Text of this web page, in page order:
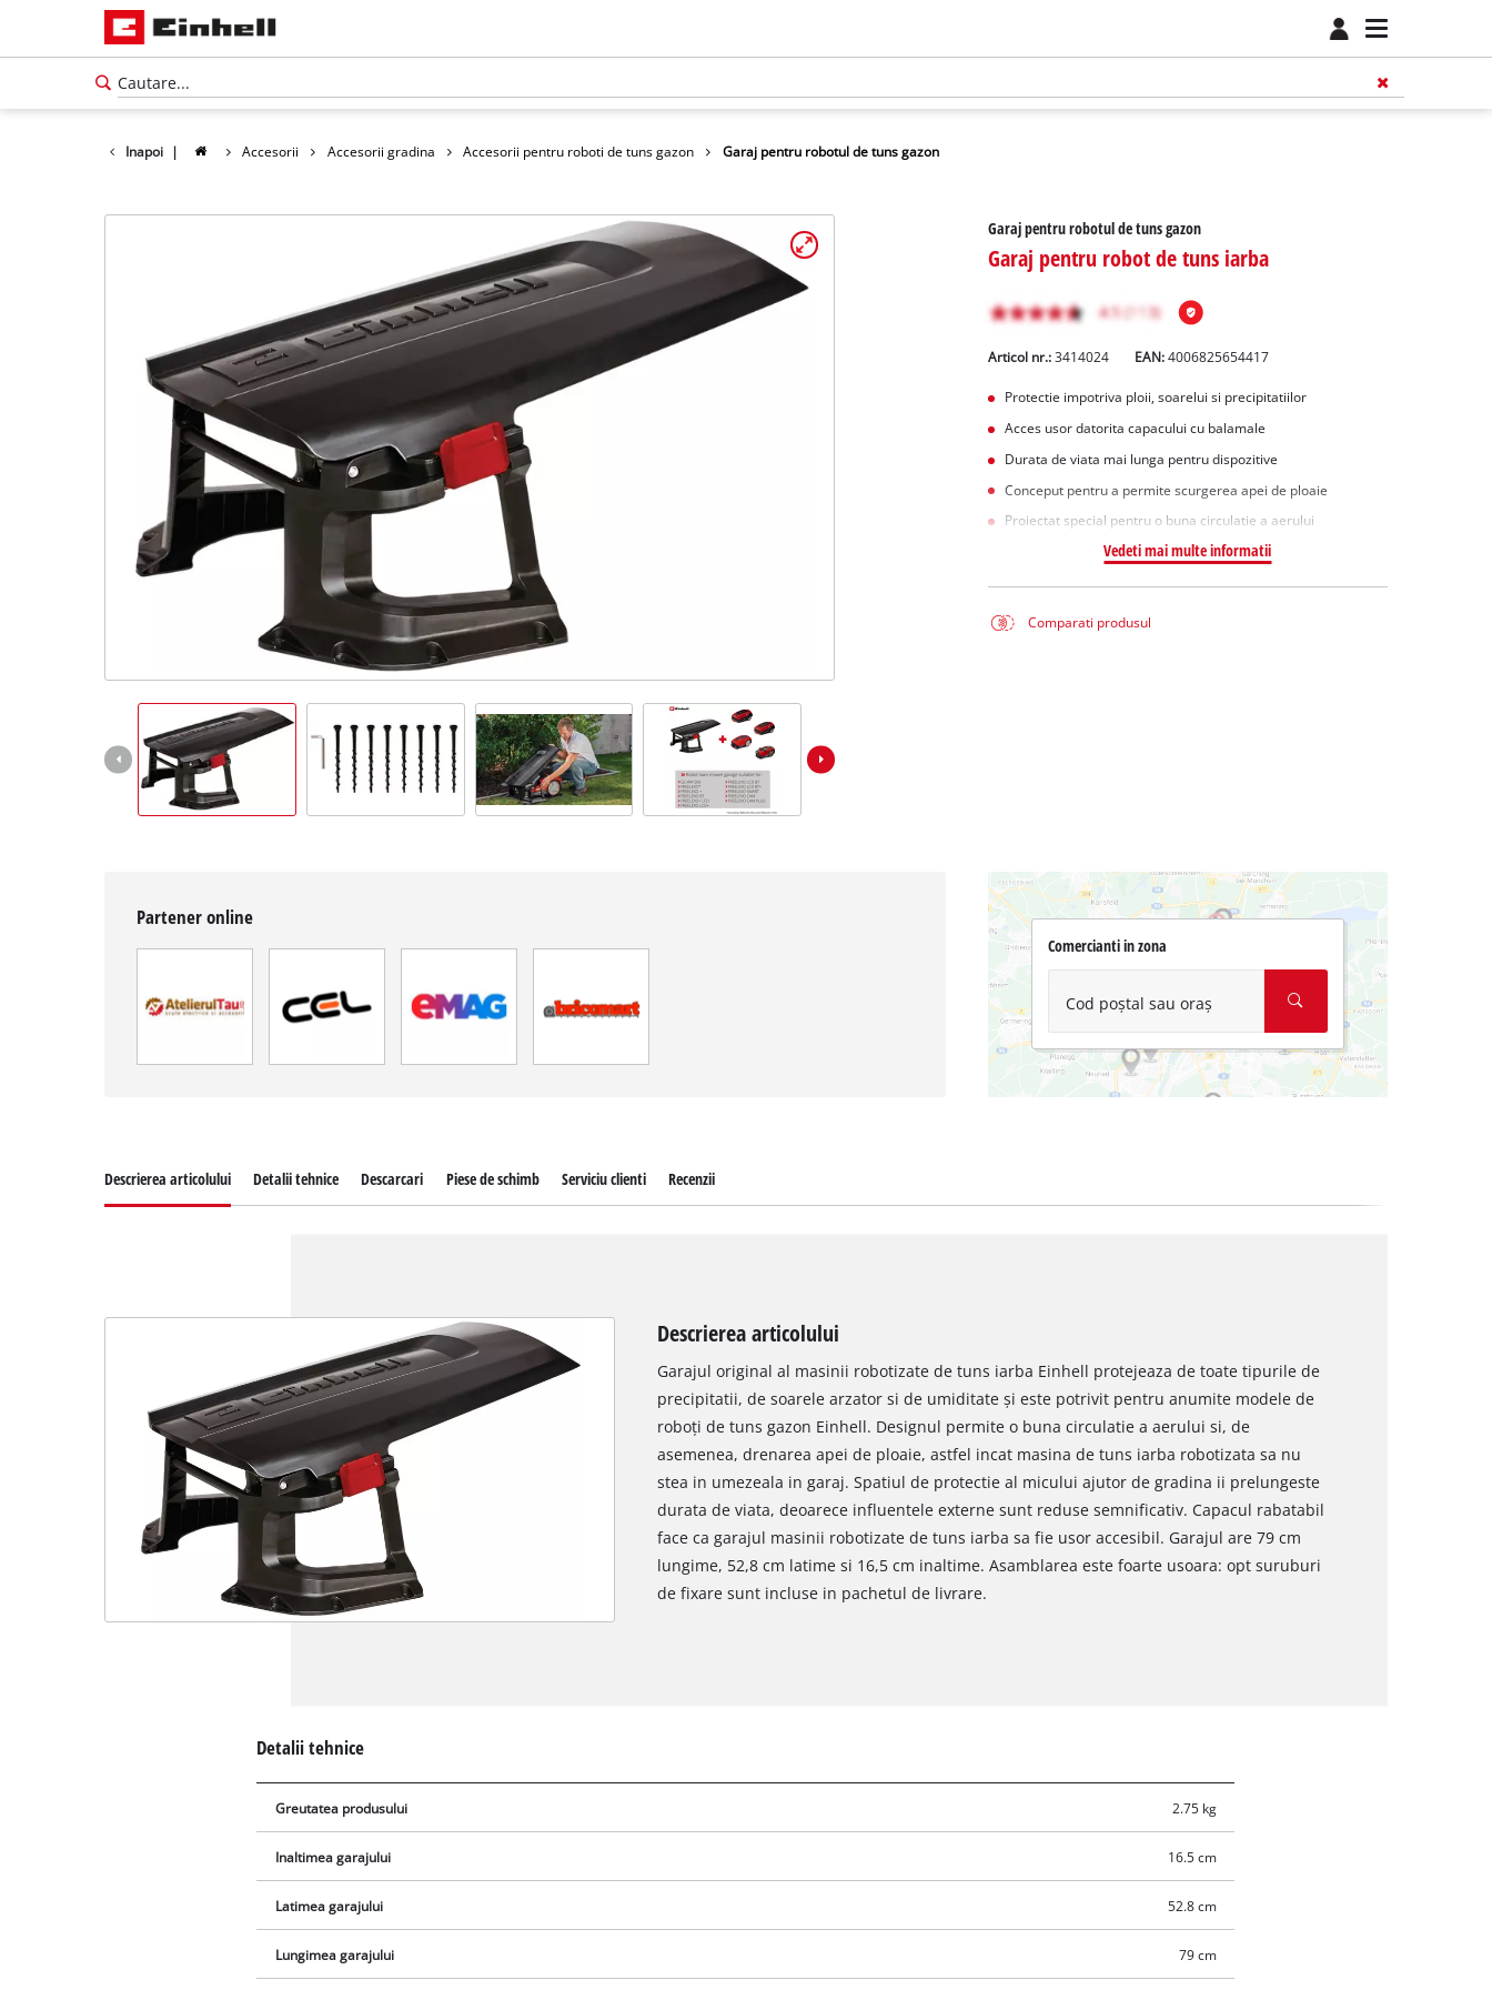
Inapoi | Accesorii Accesorii gradina Accesorii pentru roboti de tuns gazon Garaj pentru robotul de tuns gazon
Garaj pentru robotul de tuns gazon
Garaj pentru robot de tuns iarba
Articol nr.: 3414024 EAN:4006825654417
Protectie impotriva ploii, soarelui si precipitatiilor
Acces usor datorita capacului cu balamale
Durata de viata mai lunga pentru dispozitive
Conceput pentru a permite scurgerea apei de ploaie
Proiectat special pentru o buna circulatie a aerului
Vedeti mai multe informatii
Comparati produsul
Partener online
Comercianti in zona
Cod poștal sau oraș
Descrierea articolului Detalii tehnice Descarcari Piese de schimb Serviciu clienti Recenzii
Descrierea articolului
Garajul original al masinii robotizate de tuns iarba Einhell protejeaza de toate tipurile de
precipitatii, de soarele arzator si de umiditate și este potrivit pentru anumite modele de
roboți de tuns gazon Einhell. Designul permite o buna circulatie a aerului si, de
asemenea, drenarea apei de ploaie, astfel incat masina de tuns iarba robotizata sa nu
stea in umezeala in garaj. Spatiul de protectie al micului ajutor de gradina ii prelungeste
durata de viata, deoarece influentele externe sunt reduse semnificativ. Capacul rabatabil
face ca garajul masinii robotizate de tuns iarba sa fie usor accesibil. Garajul are 79 cm
lungime, 52,8 cm latime si 16,5 cm inaltime. Asamblarea este foarte usoara: opt suruburi
de fixare sunt incluse in pachetul de livrare.
Detalii tehnice
Greutatea produsului 2.75 kg
Inaltimea garajului 16.5 cm
Latimea garajului 52.8 cm
Lungimea garajului 79 cm